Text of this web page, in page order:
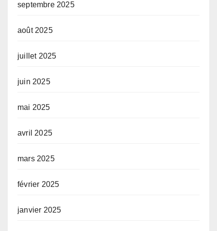
septembre 2025
août 2025
juillet 2025
juin 2025
mai 2025
avril 2025
mars 2025
février 2025
janvier 2025